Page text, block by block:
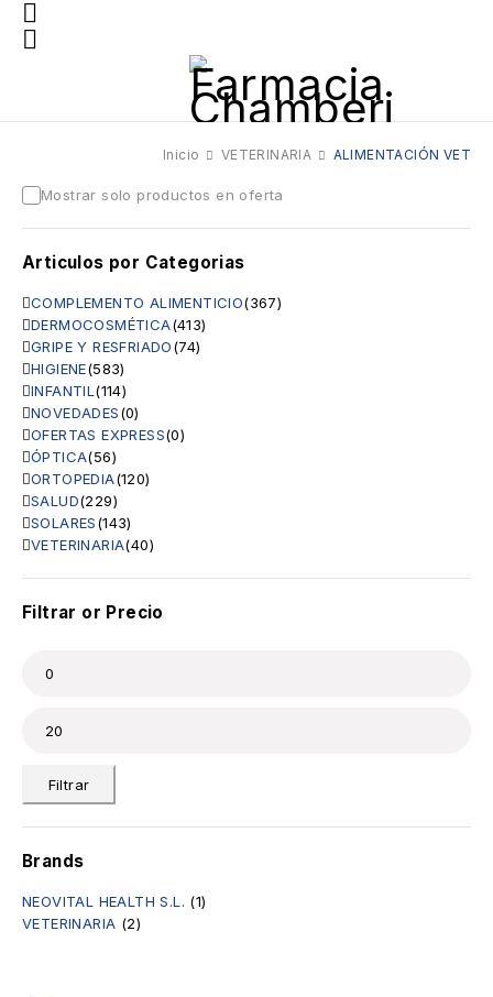
Inicio VETERINARIA ALIMENTACIÓN VET
Mostrar solo productos en oferta
Articulos por Categorias
COMPLEMENTO ALIMENTICIO(367)
DERMOCOSMÉTICA(413)
GRIPE Y RESFRIADO(74)
HIGIENE(583)
INFANTIL (114)
NOVEDADES(0)
OFERTAS EXPRESS(0)
ÓPTICA(56)
ORTOPEDIA(120)
SALUD(229)
SOLARES(143)
VETERINARIA(40)
Filtrar or Precio
Filtrar
Brands
NEOVITAL HEALTH S.L. (1)
VETERINARIA (2)